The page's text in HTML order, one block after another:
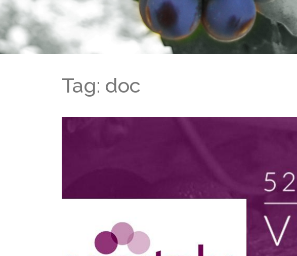
Tag: doc